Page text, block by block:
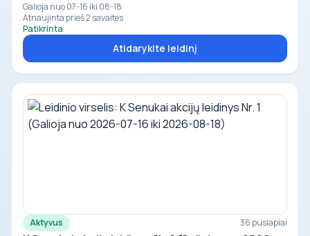
Galioja nuo 07-16 iki 08-18
Atnaujinta prieš 2 savaites
Patikrinta
Atidarykite leidinį
Aktyvus 36 puslapiai